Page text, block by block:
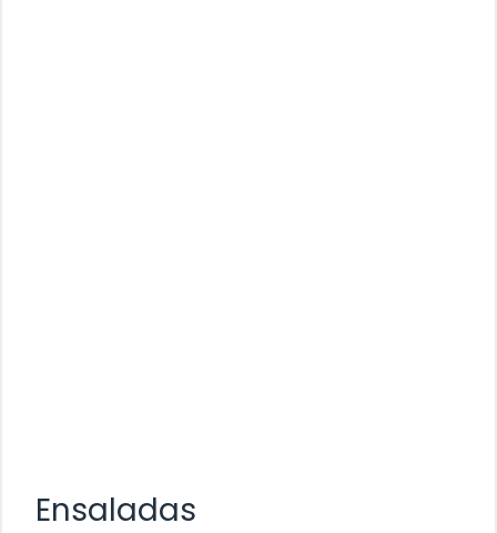
Ensaladas